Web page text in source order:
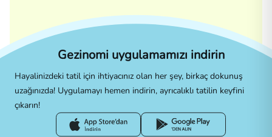
Gezinomi uygulamamızı indirin
Hayalinizdeki tatil için ihtiyacınız olan her şey, birkaç dokunuş
uzağınızda! Uygulamayı hemen indirin, ayrıcalıklı tatilin keyfini
çıkarın!